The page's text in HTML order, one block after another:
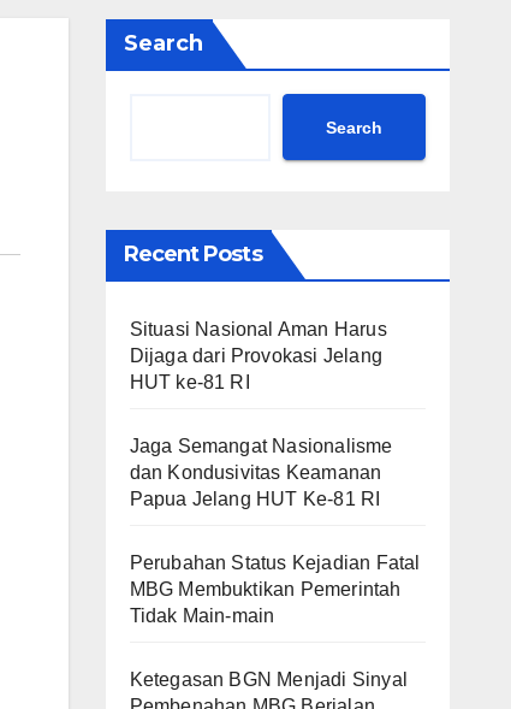
Search
Search
Recent Posts
Situasi Nasional Aman Harus
Dijaga dari Provokasi Jelang
HUT ke-81 RI
Jaga Semangat Nasionalisme
dan Kondusivitas Keamanan
Papua Jelang HUT Ke-81 RI
Perubahan Status Kejadian Fatal
MBG Membuktikan Pemerintah
Tidak Main-main
Ketegasan BGN Menjadi Sinyal